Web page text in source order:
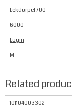
Lekdorpel 700
6000
Login
M
Related
101104003302